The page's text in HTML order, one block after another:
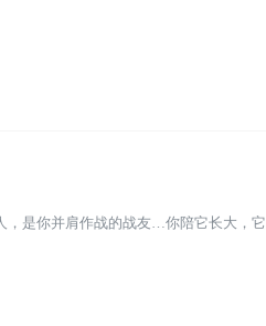
，是你并肩作战的战友…你陪它长大，它